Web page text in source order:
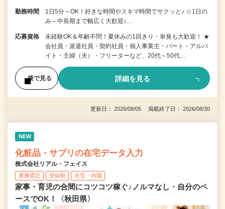
勤務時間
1日5分～OK！好きな時間やスキマ時間でサクッと♪ ☆1日の
み～中長期まで幅広く大歓迎♪…
応募資格
未経験OK＆年齢不問！夏休みの1回きり・単発も大歓迎！ ★
会社員・派遣社員・契約社員・個人事業主・パート・アルバ
イト・主婦（夫）・フリーターなど、20代～50代…
後で見る 詳細を見る
更新日： 2026/08/05 掲載終了日： 2026/08/30
NEW
化粧品・サプリの在宅データ入力
株式会社リアル・フェイス
業務委託 登録制 在宅・内職
家事・育児の合間にコツコツ稼ぐ♪ノルマなし・自分のペ
ースでOK！〈秋田県〉